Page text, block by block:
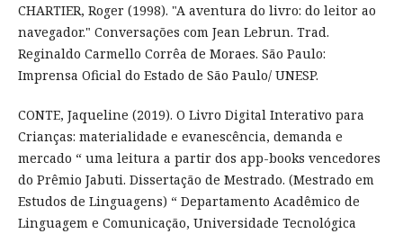
CHARTIER, Roger (1998). "A aventura do livro: do leitor ao
navegador." Conversações com Jean Lebrun. Trad.
Reginaldo Carmello Corrêa de Moraes. São Paulo:
Imprensa Oficial do Estado de São Paulo/ UNESP.
CONTE, Jaqueline (2019). O Livro Digital Interativo para
Crianças: materialidade e evanescência, demanda e
mercado “ uma leitura a partir dos app-books vencedores
do Prêmio Jabuti. Dissertação de Mestrado. (Mestrado em
Estudos de Linguagens) “ Departamento Acadêmico de
Linguagem e Comunicação, Universidade Tecnológica